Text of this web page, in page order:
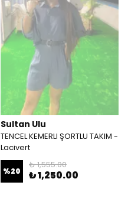
Sultan Ulu
TENCEL KEMERLI ŞORTLU TAKIM -
Lacivert
%20
₺ 1,555.00
₺ 1,250.00